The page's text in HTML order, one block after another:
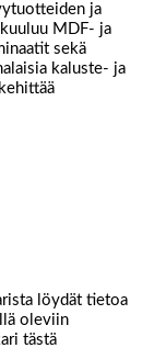
ja
MDF- ja
sekä
kaluste- ja
löydät tietoa
oleviin
tästä